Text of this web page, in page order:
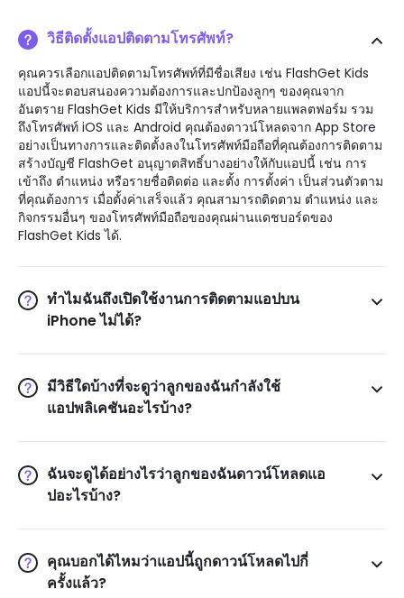
วิธีติดตั้งแอปติดตามโทรศัพท์?
คุณควรเลือกแอปติดตามโทรศัพท์ที่มีชื่อเสียง เช่น FlashGet Kids
แอปนี้จะตอบสนองความต้องการและปกป้องลูกๆ ของคุณจาก
อันตราย FlashGet Kids มีให้บริการสำหรับหลายแพลตฟอร์ม รวม
ถึงโทรศัพท์ iOS และ Android คุณต้องดาวน์โหลดจาก App Store
อย่างเป็นทางการและติดตั้งลงในโทรศัพท์มือถือที่คุณต้องการติดตาม
สร้างบัญชี FlashGet อนุญาตสิทธิ์บางอย่างให้กับแอปนี้ เช่น การ
เข้าถึง ตำแหน่ง หรือรายชื่อติดต่อ และตั้ง การตั้งค่า เป็นส่วนตัวตาม
ที่คุณต้องการ เมื่อตั้งค่าเสร็จแล้ว คุณสามารถติดตาม ตำแหน่ง และ
กิจกรรมอื่นๆ ของโทรศัพท์มือถือของคุณผ่านแดชบอร์ดของ
FlashGet Kids ได้.
ทำไมฉันถึงเปิดใช้งานการติดตามแอปบน
iPhone ไม่ได้?
ดตามต้องใช้ iOS 14.5 หรือใหม่กว่าจึงจะใช้งานได้ 2. สิทธิ์ของแอป
ไปที่ การตั้งค่า > ความเป็นส่วนตัว > การติดตาม และตรวจสอบให้
แน่ใจว่าคุณได้ให้สิทธิ์ที่จำเป็นสำหรับแอปที่คุณต้องการติดตามแล้ว
3. ข้อจำกัด ไปที่ การตั้งค่า > เวลาหน้าจอ > ข้อจำกัดเนื้อหาและ
ค่า > [ชื่อของคุณ] > iCloud และตรวจสอบให้แน่ใจว่าคุณได้เข้าสู่
ระบบบัญชี iCloud ของคุณแล้ว หรืออีกทางเลือกหนึ่ง คุณสามารถ
ลองใช้แอปติดตามโทรศัพท์มือถือของบุคคลที่สาม เช่น FlashGet
ต้องการของคุณและหลีกเลี่ยงเนื้อหาที่ถูกจำกัดที่ลูก ๆ ของคุณอาจ
เห็นได้.
มีวิธีใดบ้างที่จะดูว่าลูกของฉันกำลังใช้
แอปพลิเคชันอะไรบ้าง?
โทรศัพท์ที่ดีที่สุดอย่าง FlashGet Kids ซึ่งสามารถ ช่วยเหลือ คุณ
ตรวจสอบและจัดการการใช้งานโทรศัพท์ของลูก ๆ ติดตามว่าลูก ๆ
ของคุณใช้แอปอะไรบ้าง และใช้นานแค่ไหน รวมถึงตั้งเวลาจำกัด
หรือบล็อกแอปบางแอปได้ด้วย อย่างที่สอง คุณสามารถตรวจสอบคลัง
แอปทั้งหมดที่พวกเขาดาวน์โหลดหรือซื้อ.
ฉันจะดูได้อย่างไรว่าลูกของฉันดาวน์โหลดแอ
ปอะไรบ้าง?
ครอบครัวกับบัญชี ออนไลน์ คุณจะเห็นรายการแอปทั้งหมดที่
ดาวน์โหลดบนอุปกรณ์ iOS และ Android ของพวกเขา หากลูกของ
คุณมีบัญชีแอปสโตร์เป็นของตัวเองและคุณไม่มีสิทธิ์เข้าถึง คุณจะไม่
สามารถดูได้ว่ามีแอปใดบ้างที่ดาวน์โหลดบนอุปกรณ์ Android และ
คุณบอกได้ไหมว่าแอปนี้ถูกดาวน์โหลดไปกี่
ครั้งแล้ว?